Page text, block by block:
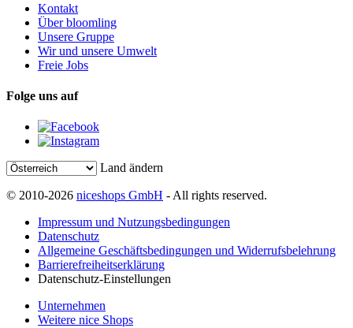
Kontakt
Über bloomling
Unsere Gruppe
Wir und unsere Umwelt
Freie Jobs
Folge uns auf
Land ändern
© 2010-2026 niceshops GmbH - All rights reserved.
Impressum und Nutzungsbedingungen
Datenschutz
Allgemeine Geschäftsbedingungen und Widerrufsbelehrung
Barrierefreiheitserklärung
Datenschutz-Einstellungen
Unternehmen
Weitere nice Shops